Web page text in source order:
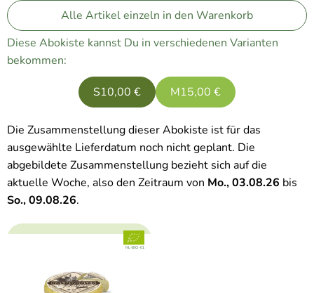
Alle Artikel einzeln in den Warenkorb
Diese Abokiste kannst Du in verschiedenen Varianten
bekommen:
S10,00 € M15,00 €
Die Zusammenstellung dieser Abokiste ist für das
ausgewählte Lieferdatum noch nicht geplant. Die
abgebildete Zusammenstellung bezieht sich auf die
aktuelle Woche, also den Zeitraum von Mo., 03.08.26 bis
So., 09.08.26.
, Verband:
, Kontrollstelle:
NL-BIO-01